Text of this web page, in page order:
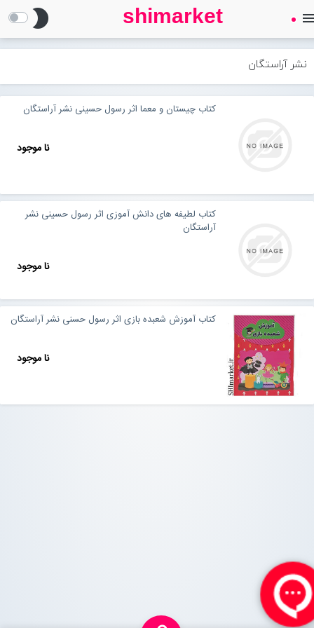
SHIMARKET
فروشگاه اینترنتی کتاب
درباره ما
بلاگ
brightness_2 shimarket
نشر آراستگان
کتاب چیستان و معما اثر رسول حسینی نشر آراستگان
نا موجود
کتاب لطیفه های دانش آموزی اثر رسول حسینی نشر
آراستگان
نا موجود
کتاب آموزش شعبده بازی اثر رسول حسنی نشر آراستگان
نا موجود